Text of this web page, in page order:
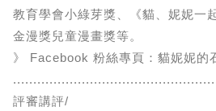
教育學會小綠芽獎、《貓、妮妮一
金漫獎兒童漫畫獎等。
》 Facebook 粉絲專頁：貓妮妮的
評審講評/